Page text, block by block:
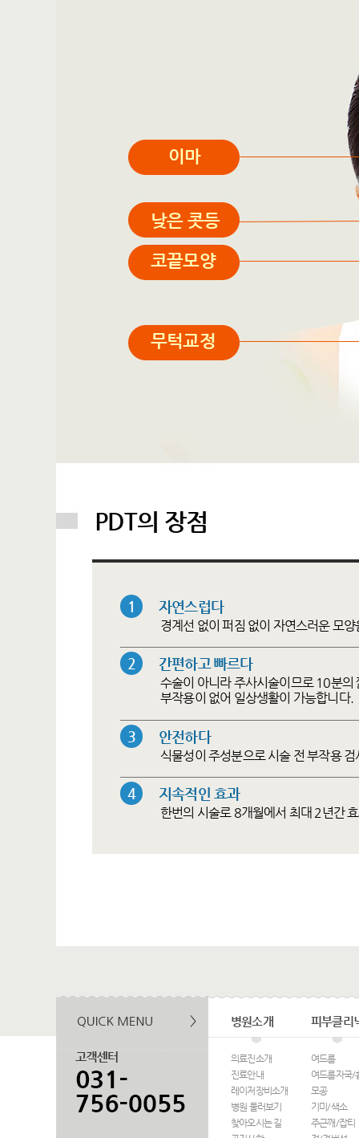
이마
낮은 콧등
코끝모양
무턱교정
PDT의 장점
1 자연스럽다
경계선 없이 퍼짐 없이 자연스러운 모
2 간편하고 빠르다
수술이 아니라 주사시술이므로 10분의
부작용이 없어 일상생활이 가능합니다.
3 안전하다
식물성이 주성분으로 시술 전 부작용
4 지속적인 효과
한번의 시술로 8개월에서 최대 2년간
병원소개
의료진소개
진료안내
레이저장비소개
병원 둘러보기
찾아오시는 길
피부클리
여드름
여드름자국/
모공
기미/색소
주근깨/잡티